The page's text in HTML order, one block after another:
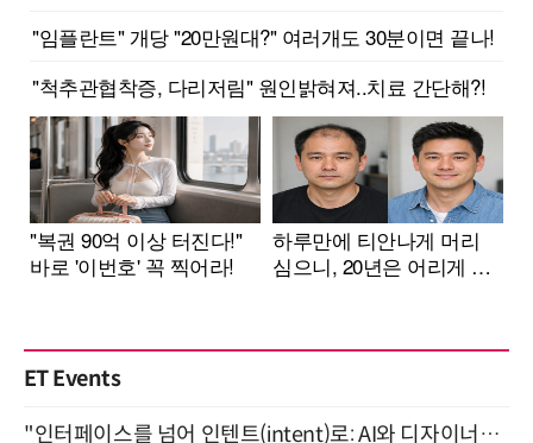
ET Events
"인터페이스를 넘어 인텐트(intent)로: AI와 디자이너가 함께 만드는 공존의 UX" 강남역 (9/2)